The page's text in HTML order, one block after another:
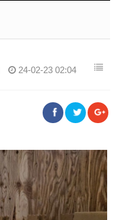
24-02-23 02:04